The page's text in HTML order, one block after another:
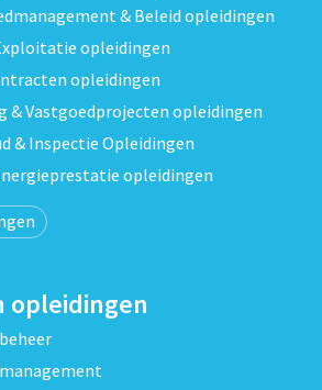
& Beleid opleidingen
opleidingen
opleidingen
Vastgoedprojecten opleidingen
& Inspectie Opleidingen
opleidingen
opleidingen